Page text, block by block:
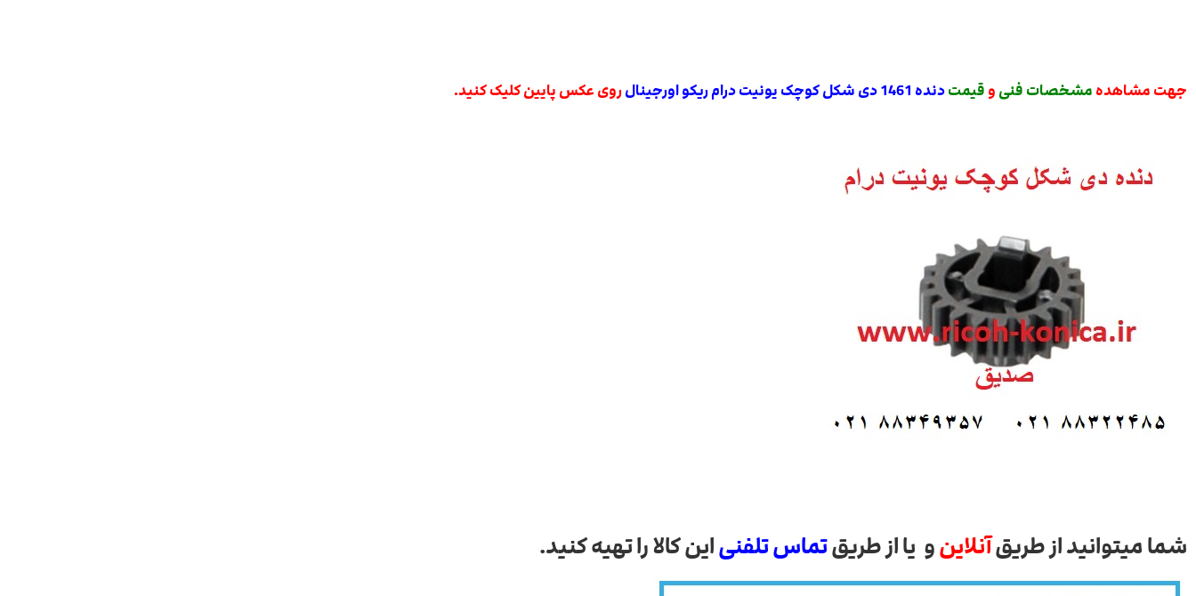
جهت مشاهده مشخصات فنی و قیمتدنده 1461 دی شکل کوچک یونیت درام ریکو اورجینال روی عکس پایین کلیک کنید.
شما میتوانید از طریقآنلاینو یا از طریقتماس تلفنیاین کالا را تهیه کنید.